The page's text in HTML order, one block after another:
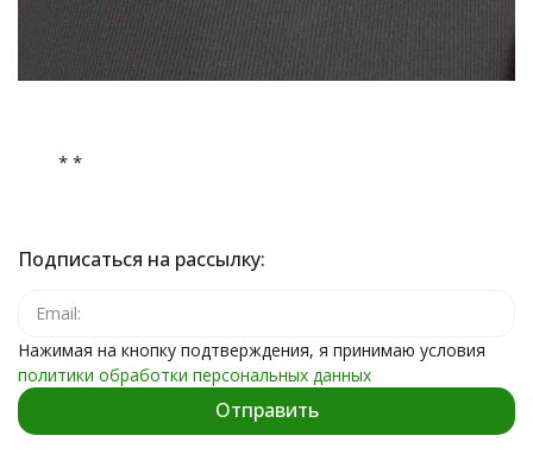
* *
Подписаться на рассылку:
Нажимая на кнопку подтверждения, я принимаю условия
политики обработки персональных данных